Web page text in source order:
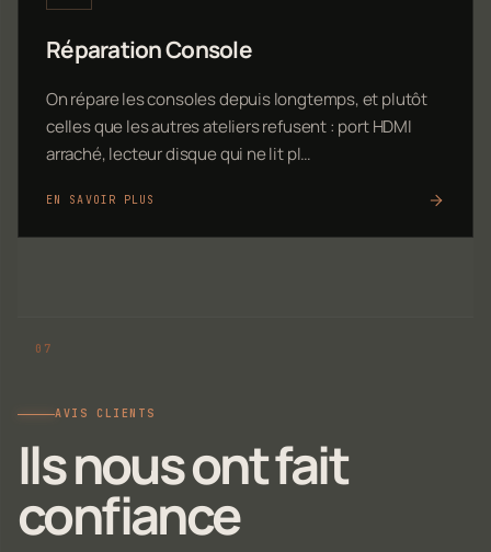
Réparation Console
On répare les consoles depuis longtemps, et plutôt
celles que les autres ateliers refusent : port HDMI
arraché, lecteur disque qui ne lit pl…
EN SAVOIR PLUS
AVIS CLIENTS
Ils nous ont fait
confiance